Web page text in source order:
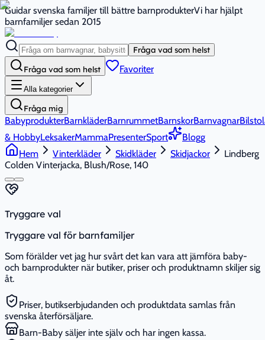
Guidar svenska familjer till bättre barnprodukterVi har hjälpt
barnfamiljer sedan 2015
Fråga vad som helst
Fråga vad som helst Favoriter
Alla kategorier
Fråga mig
BabyprodukterBarnkläderBarnrummetBarnskorBarnvagnar
& HobbyLeksakerMammaPresenterSport
Blogg
Hem
Vinterkläder Skidkläder Skidjackor
Lindberg
Colden Vinterjacka, Blush/Rose, 140
Tryggare val
Tryggare val för barnfamiljer
Som förälder vet jag hur svårt det kan vara att jämföra baby-
och barnprodukter när butiker, priser och produktnamn skiljer sig
åt.
Priser, butikserbjudanden och produktdata samlas från
svenska återförsäljare.
Barn-Baby säljer inte själv och har ingen kassa.